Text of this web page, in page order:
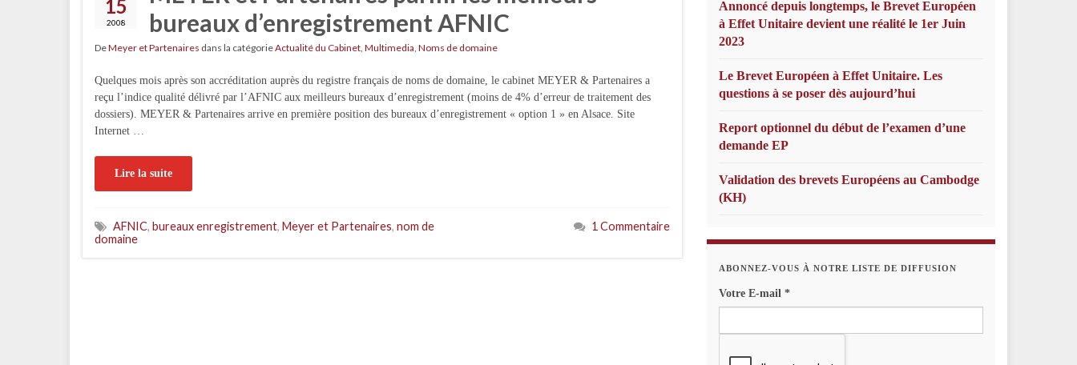
15
2008
bureaux d’enregistrement AFNIC
DeMeyer et Partenaires dans la catégorieActualité du Cabinet, Multimedia, Noms de domaine
Quelques mois après son accréditation auprès du registre français de noms de domaine, le cabinet MEYER & Partenaires a
reçu l’indice qualité délivré par l’AFNIC aux meilleurs bureaux d’enregistrement (moins de 4% d’erreur de traitement des
dossiers). MEYER & Partenaires arrive en première position des bureaux d’enregistrement « option 1 » en Alsace. Site
Internet …
Lire la suite
AFNIC, bureaux enregistrement, Meyer et Partenaires, nom de
domaine
1 Commentaire
Annoncé depuis longtemps, le Brevet Européen
à Effet Unitaire devient une réalité le 1er Juin
2023
Le Brevet Européen à Effet Unitaire. Les
questions à se poser dès aujourd’hui
Report optionnel du début de l’examen d’une
demande EP
Validation des brevets Européens au Cambodge
(KH)
ABONNEZ-VOUS À NOTRE LISTE DE DIFFUSION
Votre E-mail *